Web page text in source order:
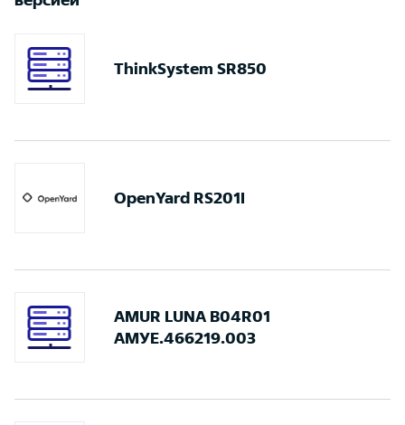
ThinkSystem SR850
OpenYard RS201I
AMUR LUNA B04R01
АМУЕ.466219.003